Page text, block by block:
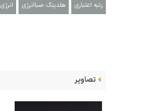
رتبه اعتباری هلدینگ صباانرژی انرژی
تصاویر